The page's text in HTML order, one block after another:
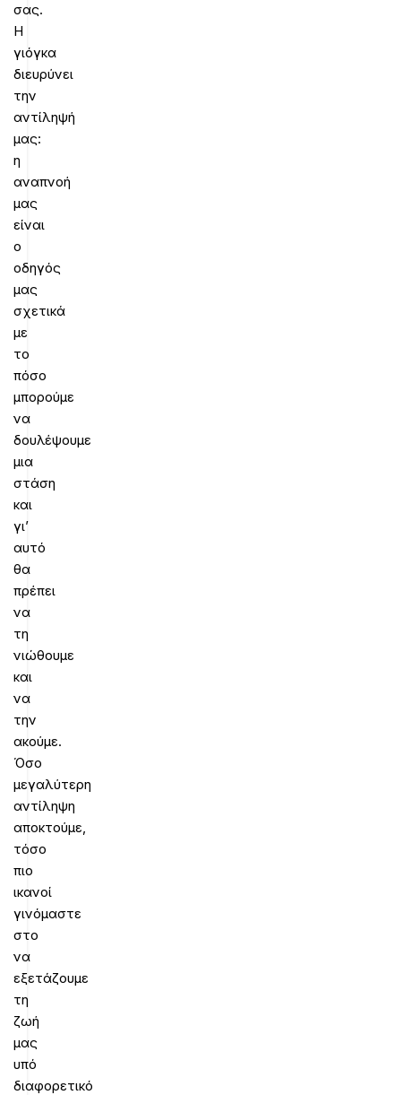
σας.
Η
γιόγκα
διευρύνει
την
αντίληψή
μας:
η
αναπνοή
μας
είναι
ο
οδηγός
μας
σχετικά
με
το
πόσο
μπορούμε
να
δουλέψουμε
μια
στάση
και
γι’
αυτό
θα
πρέπει
να
τη
νιώθουμε
και
να
την
ακούμε.
Όσο
μεγαλύτερη
αντίληψη
αποκτούμε,
τόσο
πιο
ικανοί
γινόμαστε
στο
να
εξετάζουμε
τη
ζωή
μας
υπό
διαφορετικό